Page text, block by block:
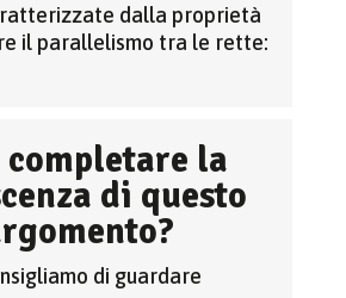
dalla proprietà
il parallelismo tra le rette:
completare la
di questo
di guardare